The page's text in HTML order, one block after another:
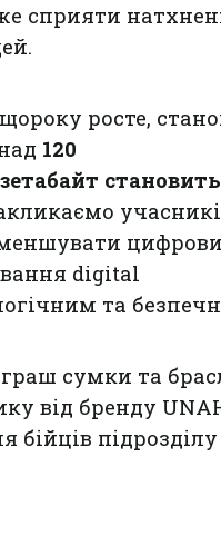
сприяти
росте,
120
digital
та
сумки та
від бренду
бійців підрозділу